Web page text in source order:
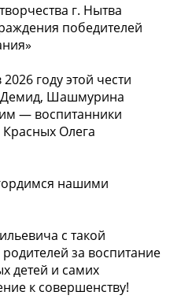
г. Нытва
победителей
году этой чести
Демид, Шашмурина
— воспитанники
Олега
нашими
с такой
за воспитание
детей и самих
к совершенству!